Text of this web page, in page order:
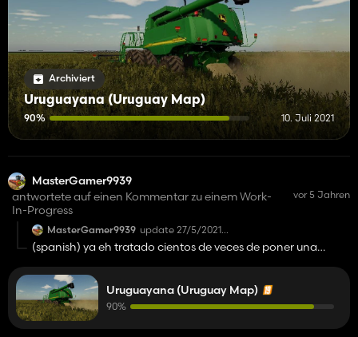
Archiviert
Uruguayana (Uruguay Map)
90% 10. Juli 2021
MasterGamer9939
antwortete auf einen Kommentar zu einem Work-
In-Progress
vor 5 Jahren
MasterGamer9939 update 27/5/2021
map has ben reworked (made from 0) for lag
problems, forestry zone has been deleted, a
(spanish) ya eh tratado cientos de veces de poner una
actualisación no fue aceptada, me podrias ayudar a
arreglar eso?
Uruguayana (Uruguay Map)
90%